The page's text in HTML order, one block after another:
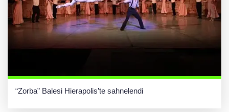
“Zorba” Balesi Hierapolis’te sahnelendi